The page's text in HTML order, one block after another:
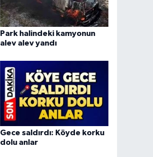
Park halindeki kamyonun
alev alev yandı
Gece saldırdı: Köyde korku
dolu anlar